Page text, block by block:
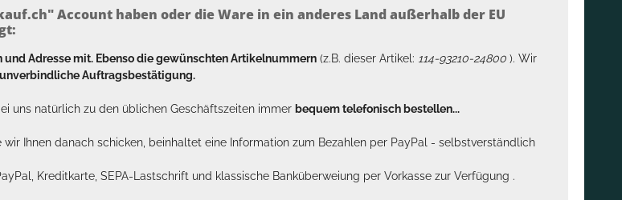
Account haben oder die Ware in ein anderes Land außerhalb der EU
und Adresse mit. Ebenso die gewünschten Artikelnummern (z.B. dieser Artikel: 114-93210-24800 ). Wir
Auftragsbestätigung.
uns natürlich zu den üblichen Geschäftszeiten immer bequem telefonisch bestellen...
Ihnen danach schicken, beinhaltet eine Information zum Bezahlen per PayPal - selbstverständlich
Kreditkarte, SEPA-Lastschrift und klassische Banküberweiung per Vorkasse zur Verfügung .